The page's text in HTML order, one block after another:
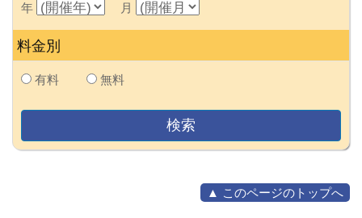
年 月
料金別
有料 無料
▲ このページのトップへ